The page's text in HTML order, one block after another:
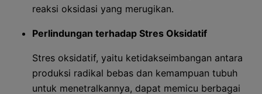
reaksi oksidasi yang merugikan.
Perlindungan terhadap Stres Oksidatif
Stres oksidatif, yaitu ketidakseimbangan antara
produksi radikal bebas dan kemampuan tubuh
untuk menetralkannya, dapat memicu berbagai